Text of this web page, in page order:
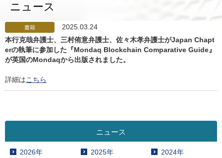
a
t
ニュース
書籍
2025.03.24
本行克哉弁護士、三村侑意弁護士、佐々木孝弁護士がJapan Chapt
erの執筆に参加した『Mondaq Blockchain Comparative Guide』
が英国のMondaqから出版されました。
詳細はこちら
ニュース
2026年 2025年 2024年